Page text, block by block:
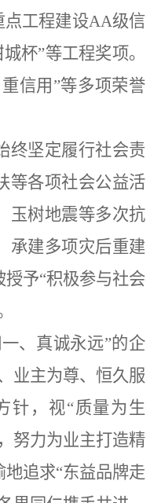
点工程建设AA级信
杯”等工程奖项。
信用”等多项荣誉
终坚定履行社会责
等各项社会公益活
玉树地震等多次抗
承建多项灾后重建
予“积极参与社会
、真诚永远”的企
业主为尊、恒久服
针，视“质量为生
努力为业主打造精
追求“东益品牌走